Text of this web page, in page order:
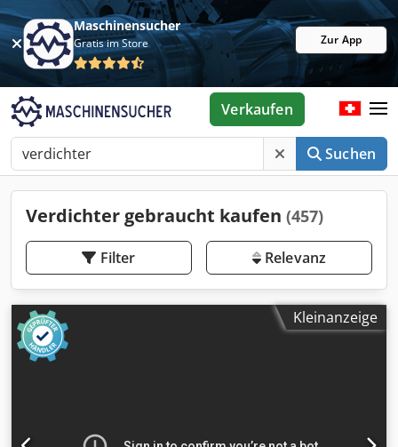
Maschinensucher
Gratis im Store Zur App
Suchen
Verkaufen
Verdichter gebraucht kaufen (457)
Filter Relevanz
Kleinanzeige